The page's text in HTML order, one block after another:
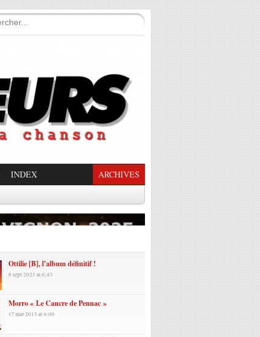
INDEX ARCHIVES
Ottilie [B], l’album définitif !
8 sept 2021 at 6:43
Morro « Le Cancre de Pennac »
17 mar 2013 at 6:00